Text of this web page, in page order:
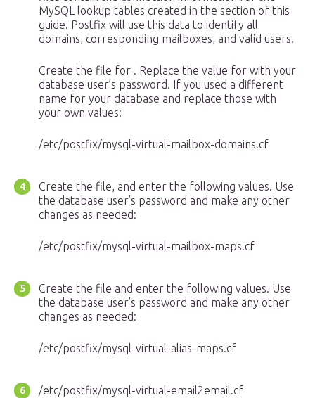
MySQL lookup tables created in the section of this
guide. Postfix will use this data to identify all
domains, corresponding mailboxes, and valid users.
Create the file for . Replace the value for with your
database user’s password. If you used a different
name for your database and replace those with
your own values:
/etc/postfix/mysql-virtual-mailbox-domains.cf
Create the file, and enter the following values. Use
the database user’s password and make any other
changes as needed:
/etc/postfix/mysql-virtual-mailbox-maps.cf
Create the file and enter the following values. Use
the database user’s password and make any other
changes as needed:
/etc/postfix/mysql-virtual-alias-maps.cf
/etc/postfix/mysql-virtual-email2email.cf